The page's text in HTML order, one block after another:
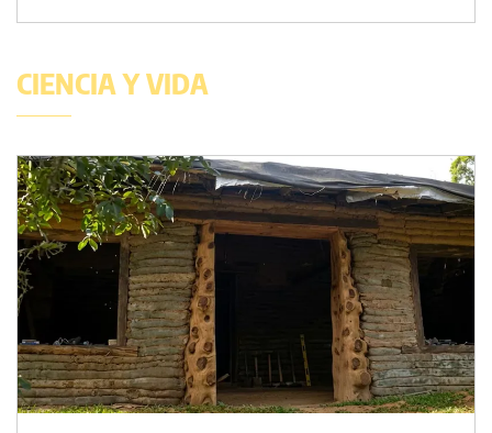
CIENCIA Y VIDA